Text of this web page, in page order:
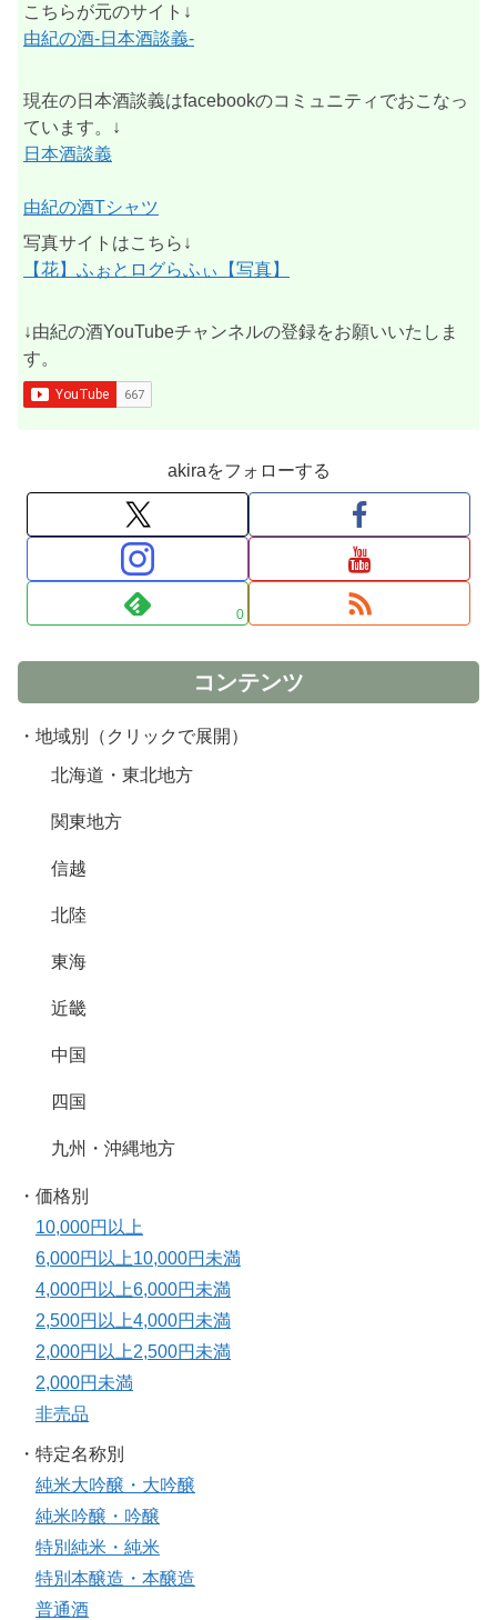
こちらが元のサイト↓
由紀の酒-日本酒談義-
現在の日本酒談義はfacebookのコミュニティでおこなっ
ています。↓
日本酒談義
由紀の酒Tシャツ
写真サイトはこちら↓
【花】ふぉとログらふぃ【写真】
↓由紀の酒YouTubeチャンネルの登録をお願いいたしま
す。
akiraをフォローする
0
コンテンツ
・地域別（クリックで展開）
北海道・東北地方
関東地方
信越
北陸
東海
近畿
中国
四国
九州・沖縄地方
・価格別
10,000円以上
6,000円以上10,000円未満
4,000円以上6,000円未満
2,500円以上4,000円未満
2,000円以上2,500円未満
2,000円未満
非売品
・特定名称別
純米大吟醸・大吟醸
純米吟醸・吟醸
特別純米・純米
特別本醸造・本醸造
普通酒